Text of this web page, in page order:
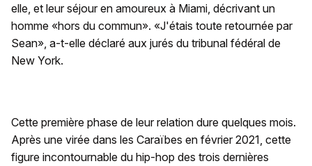
elle, et leur séjour en amoureux à Miami, décrivant un
homme «hors du commun». «J'étais toute retournée par
Sean», a-t-elle déclaré aux jurés du tribunal fédéral de
New York.
Cette première phase de leur relation dure quelques mois.
Après une virée dans les Caraïbes en février 2021, cette
figure incontournable du hip-hop des trois dernières